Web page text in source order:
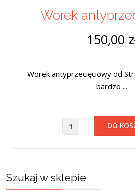
Worek
150,00
Worek antyprzecięciowy od
bardzo ...
Szukaj w sklepie